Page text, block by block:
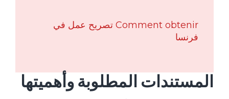
Comment obtenir تصريح عمل في
فرنسا
المستندات المطلوبة وأهميتها